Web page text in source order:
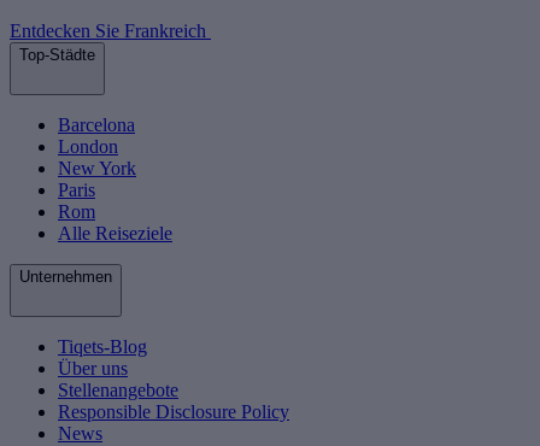
Entdecken Sie Frankreich
Top-Städte
Barcelona
London
New York
Paris
Rom
Alle Reiseziele
Unternehmen
Tiqets-Blog
Über uns
Stellenangebote
Responsible Disclosure Policy
News